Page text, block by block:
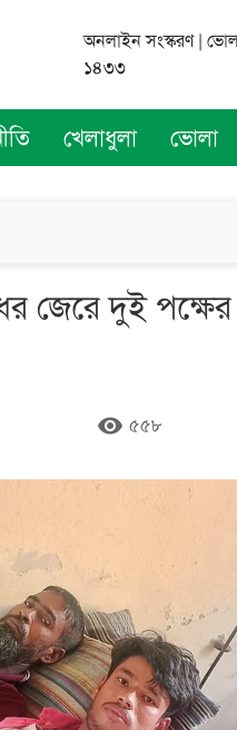
অনলাইন সংস্করণ |
১৪৩৩
খেলাধুলা ভোলা
জেরে দুই পক্ষের
remove_red_eye ৫৫৮